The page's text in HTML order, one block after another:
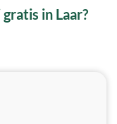
in Laar?